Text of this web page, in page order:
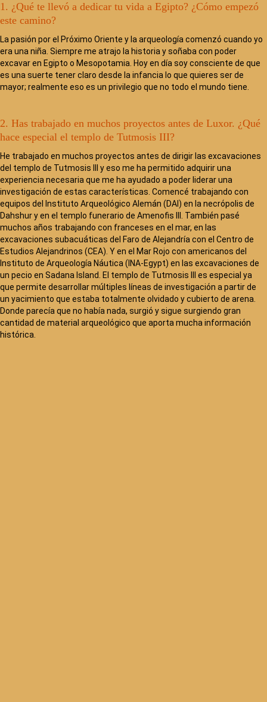
1. ¿Qué te llevó a dedicar tu vida a Egipto? ¿Cómo empezó
este camino?
La pasión por el Próximo Oriente y la arqueología comenzó cuando yo
era una niña. Siempre me atrajo la historia y soñaba con poder
excavar en Egipto o Mesopotamia. Hoy en día soy consciente de que
es una suerte tener claro desde la infancia lo que quieres ser de
mayor; realmente eso es un privilegio que no todo el mundo tiene.
2. Has trabajado en muchos proyectos antes de Luxor. ¿Qué
hace especial el templo de Tutmosis III?
He trabajado en muchos proyectos antes de dirigir las excavaciones
del templo de Tutmosis III y eso me ha permitido adquirir una
experiencia necesaria que me ha ayudado a poder liderar una
investigación de estas características. Comencé trabajando con
equipos del Instituto Arqueológico Alemán (DAI) en la necrópolis de
Dahshur y en el templo funerario de Amenofis III. También pasé
muchos años trabajando con franceses en el mar, en las
excavaciones subacuáticas del Faro de Alejandría con el Centro de
Estudios Alejandrinos (CEA). Y en el Mar Rojo con americanos del
Instituto de Arqueología Náutica (INA-Egypt) en las excavaciones de
un pecio en Sadana Island. El templo de Tutmosis III es especial ya
que permite desarrollar múltiples líneas de investigación a partir de
un yacimiento que estaba totalmente olvidado y cubierto de arena.
Donde parecía que no había nada, surgió y sigue surgiendo gran
cantidad de material arqueológico que aporta mucha información
histórica.